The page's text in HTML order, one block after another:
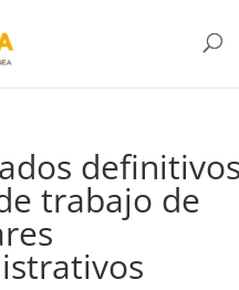
definitivos
trabajo de